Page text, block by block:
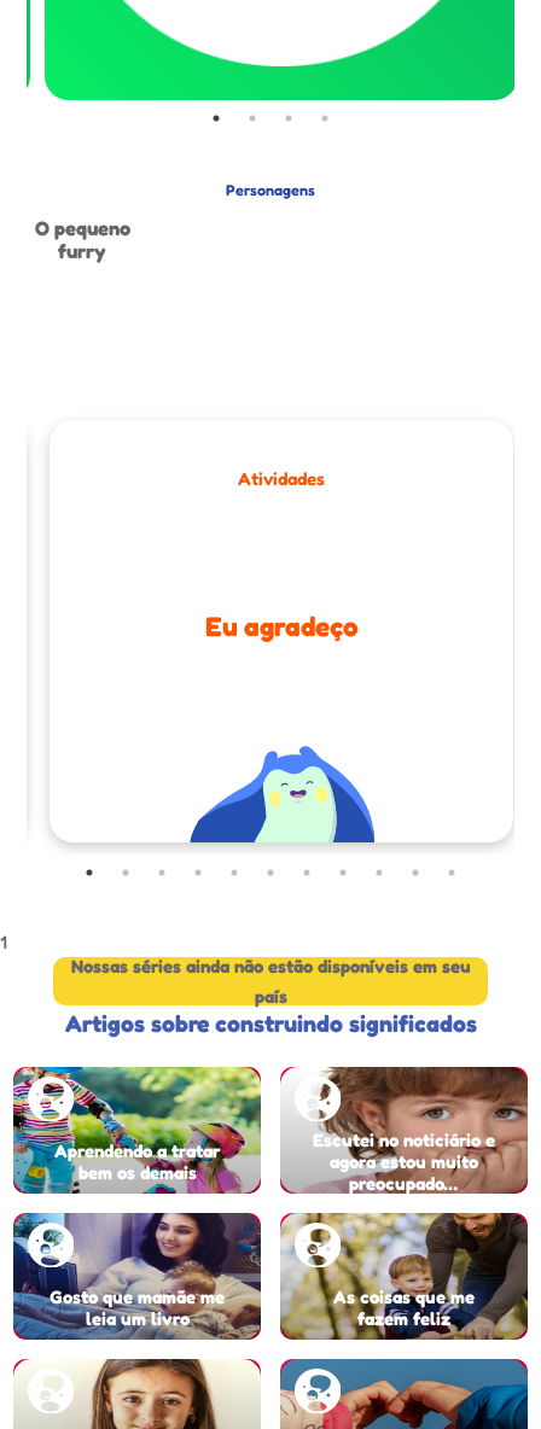
Personagens
O pequeno
furry
Atividades
Eu agradeço
1
Nossas séries ainda não estão disponíveis em seu
país
Artigos sobre construindo significados
Aprendendo a tratar
bem os demais
Escutei no noticiário e
agora estou muito
preocupado…
Gosto que mamãe me
leia um livro
As coisas que me
fazem feliz